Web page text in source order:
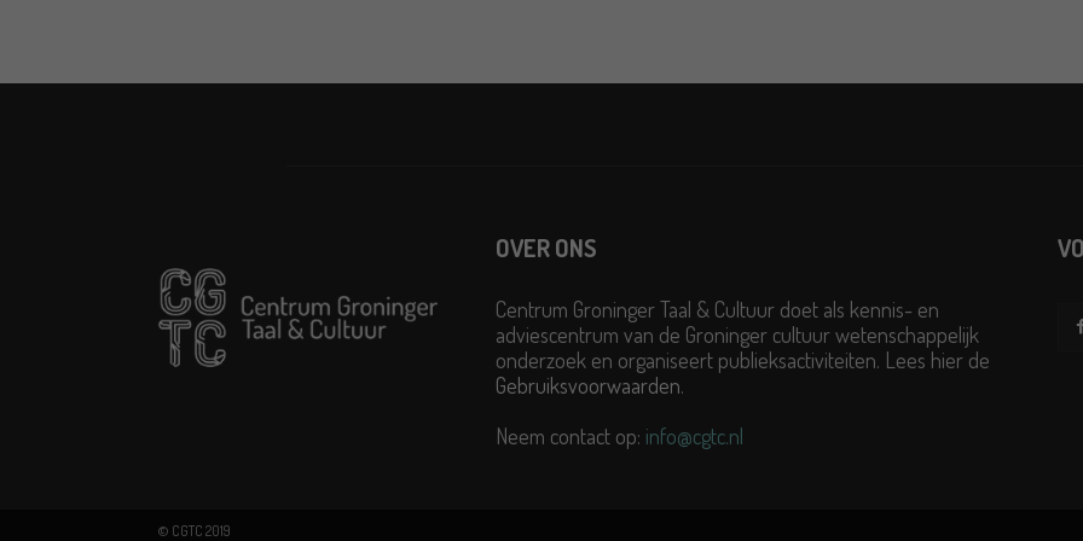
OVER ONS
Centrum Groninger Taal & Cultuur doet als kennis- en
adviescentrum van de Groninger cultuur wetenschappelijk
onderzoek en organiseert publieksactiviteiten. Lees hier de
Gebruiksvoorwaarden.
Neem contact op: info@cgtc.nl
© CGTC 2019